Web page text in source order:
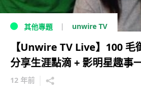
其他專題 unwire TV
【Unwire TV Live】100
分享生涯點滴 + 影明星趣事
12 年前